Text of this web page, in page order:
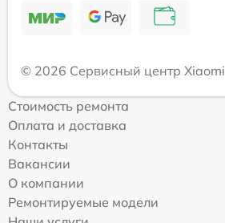
© 2026 Сервисный центр Xiaomi
Стоимость ремонта
Оплата и доставка
Контакты
Вакансии
О компании
Ремонтируемые модели